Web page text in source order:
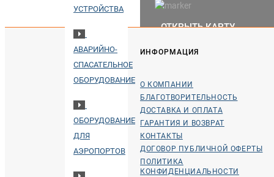
УСТРОЙСТВА
АВАРИЙНО-
СПАСАТЕЛЬНОЕ
ОБОРУДОВАНИЕ
ОБОРУДОВАНИЕ
ДЛЯ
АЭРОПОРТОВ
ОТКРЫТЬ КАРТУ
ИНФОРМАЦИЯ
О КОМПАНИИ
БЛАГОТВОРИТЕЛЬНОСТЬ
ДОСТАВКА И ОПЛАТА
ГАРАНТИЯ И ВОЗВРАТ
КОНТАКТЫ
ДОГОВОР ПУБЛИЧНОЙ ОФЕРТЫ
ПОЛИТИКА
КОНФИДЕНЦИАЛЬНОСТИ